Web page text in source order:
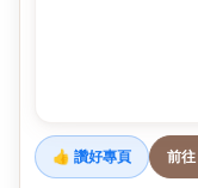
👍 讚好專頁 前